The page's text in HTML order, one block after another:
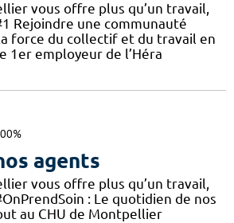
vous offre plus qu’un travail,
Rejoindre une communauté
force du collectif et du travail en
1er employeur de l’Héra
agents
vous offre plus qu’un travail,
: Le quotidien de nos
au CHU de Montpellier